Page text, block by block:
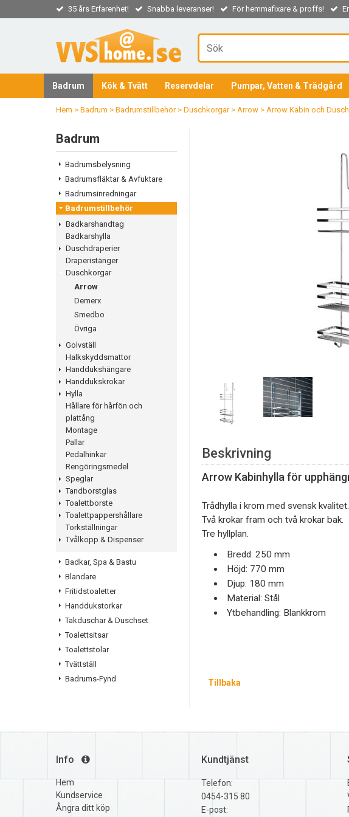
35 års Erfarenhet! Snabba leveranser! För hemmafixare & proffs!
Badrum Kök & Tvätt Reservdelar Pumpar, Vatten & Trädgård
Hem > Badrum > Badrumstillbehör> Duschkorgar> Arrow > Arrow Kabin och
Badrum
Badrumsbelysning
Badrumsfläktar & Avfuktare
Badrumsinredningar
Badrumstillbehör
Badkarshandtag
Badkarshylla
Duschdraperier
Draperistänger
Duschkorgar
Arrow
Demerx
Smedbo
Övriga
Golvställ
Halkskyddsmattor
Handdukshängare
Handdukskrokar
Hylla
Hållare för hårfön och
plattång
Montage
Pallar
Pedalhinkar
Rengöringsmedel
Speglar
Tandborstglas
Toalettborste
Toalettpappershållare
Torkställningar
Tvålkopp & Dispenser
Badkar, Spa & Bastu
Blandare
Fritidstoaletter
Handdukstorkar
Takduschar & Duschset
Toalettsitsar
Toalettstolar
Tvättställ
Badrums-Fynd
Beskrivning
Arrow Kabinhylla för
Trådhylla i krom med svensk
Två krokar fram och två krokar bak.
Tre hyllplan.
Bredd: 250 mm
Höjd: 770 mm
Djup: 180 mm
Material: Stål
Ytbehandling: Blankkrom
Tillbaka
Info
Hem
Kundservice
Ångra ditt köp
Kundtjänst
Telefon:
0454-315 80
E-post: